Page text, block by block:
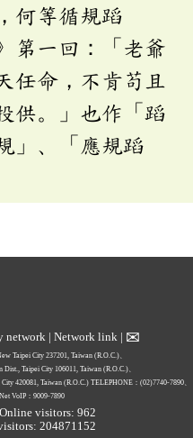
何等循規蹈
第一回：「老爺
任命，不肯苟且
供。」也作「蹈
」、「應規蹈
network | Network link | ✉
Taipei City 237201, Taiwan (R.O.C.)、
Taipei City 106011, Taiwan (R.O.C.)、
420081, Taiwan (R.O.C.) TELEPHONE：(02)7740-7890、
VoIP：9009-7890
Online visitors: 962
204871152